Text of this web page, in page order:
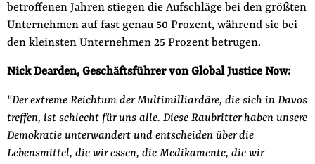
betroffenen Jahren stiegen die Aufschläge bei den größten
Unternehmen auf fast genau 50 Prozent, während sie bei
den kleinsten Unternehmen 25 Prozent betrugen.
Nick Dearden, Geschäftsführer von Global Justice Now:
"Der extreme Reichtum der Multimilliardäre, die sich in Davos
treffen, ist schlecht für uns alle. Diese Raubritter haben unsere
Demokratie unterwandert und entscheiden über die
Lebensmittel, die wir essen, die Medikamente, die wir